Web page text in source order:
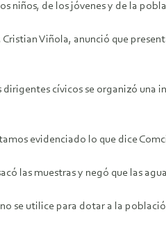
niños, de los jóvenes y de la
Viñola, anunció que
dirigentes cívicos se organizó
evidenciado lo que dice
las muestras y negó que las
se utilice para dotar a la